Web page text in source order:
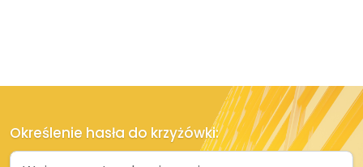
Określenie hasła do krzyżówki: